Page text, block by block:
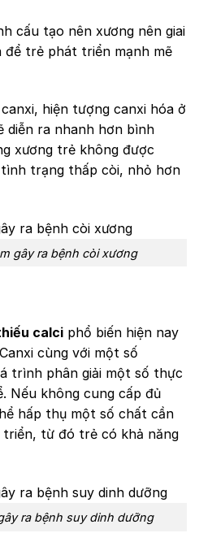
cấu tạo nên xương nên giai
để trẻ phát triển mạnh mẽ
hiện tượng canxi hóa ở
diễn ra nhanh hơn bình
xương trẻ không được
trạng thấp còi, nhỏ hơn
gây ra bệnh còi xương
calci phổ biến hiện nay
cùng với một số
trình phân giải một số thực
Nếu không cung cấp đủ
hấp thụ một số chất cần
từ đó trẻ có khả năng
ra bệnh suy dinh dưỡng